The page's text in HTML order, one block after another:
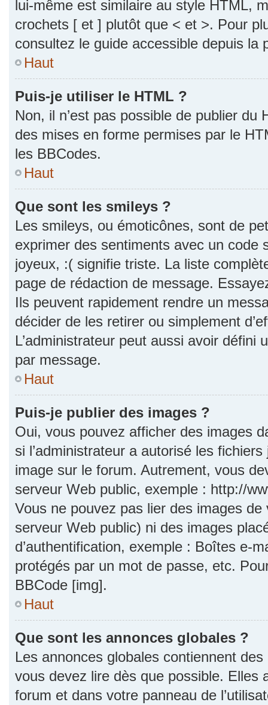
lui-même est similaire au style HTML,
crochets [ et ] plutôt que < et >. Pour
consultez le guide accessible depuis la
Haut
Puis-je utiliser le HTML ?
Non, il n’est pas possible de publier
des mises en forme permises par le
les BBCodes.
Haut
Que sont les smileys ?
Les smileys, ou émoticônes, sont de
exprimer des sentiments avec un code
joyeux, :( signifie triste. La liste
page de rédaction de message.
Ils peuvent rapidement rendre un
décider de les retirer ou simplement
L’administrateur peut aussi avoir défini
par message.
Haut
Puis-je publier des images ?
Oui, vous pouvez afficher des images
si l’administrateur a autorisé les
image sur le forum. Autrement, vous
serveur Web public, exemple : http://
Vous ne pouvez pas lier des images
serveur Web public) ni des images
d’authentification, exemple : Boîtes e-
protégés par un mot de passe, etc.
BBCode [img].
Haut
Que sont les annonces globales ?
Les annonces globales contiennent
vous devez lire dès que possible. Elles
forum et dans votre panneau de